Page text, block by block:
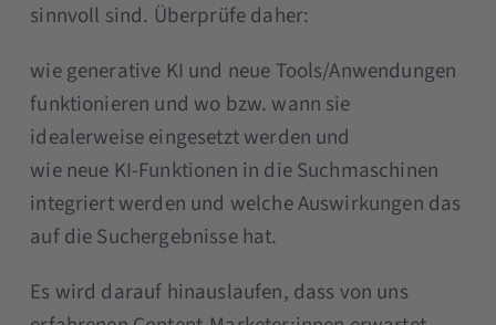
sinnvoll sind. Überprüfe daher:
wie generative KI und neue Tools/Anwendungen
funktionieren und wo bzw. wann sie
idealerweise eingesetzt werden und
wie neue KI-Funktionen in die Suchmaschinen
integriert werden und welche Auswirkungen das
auf die Suchergebnisse hat.
Es wird darauf hinauslaufen, dass von uns